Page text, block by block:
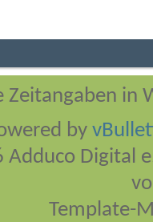
Zeitangaben in
by
Digital
Template-